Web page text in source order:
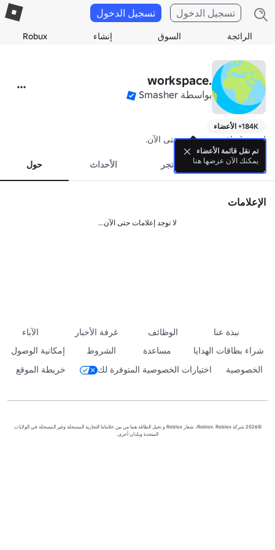
الرائجة السوق إنشاء Robux
تسجيل الدخول تسجيل الدخول
.workspace
بواسطة Smasher
184K+ الأعضاء
لم تتم إضافة سيرة ذاتية حتى الآن.
حول الأحداث المتجر المنتسبين
الإعلامات
لا توجد إعلامات حتى الآن...
نبذة عنا الوظائف غرفة الأخبار
الآباء
شراء بطاقات الهدايا
مساعدة الشروط
إمكانية الوصول
الخصوصية
اختيارات الخصوصية المتوفرة لك خريطة الموقع
©2026 شركة Roblox. Roblox، شعار Roblox و تخيل الطاقة هما من بين علاماتنا التجارية المسجلة وغير المسجلة في الولايات
المتحدة وبلدان أخرى.
تم نقل قائمة الأعضاء
يمكنك الآن عرضها هنا